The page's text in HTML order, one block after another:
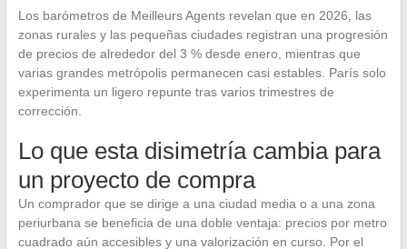
Los barómetros de Meilleurs Agents revelan que en 2026, las
zonas rurales y las pequeñas ciudades registran una progresión
de precios de alrededor del 3 % desde enero, mientras que
varias grandes metrópolis permanecen casi estables. París solo
experimenta un ligero repunte tras varios trimestres de
corrección.
Lo que esta disimetría cambia para
un proyecto de compra
Un comprador que se dirige a una ciudad media o a una zona
periurbana se beneficia de una doble ventaja: precios por metro
cuadrado aún accesibles y una valorización en curso. Por el